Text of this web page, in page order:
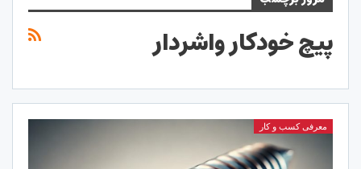
پیچ خودکار واشردار
معرفی کسب و کار